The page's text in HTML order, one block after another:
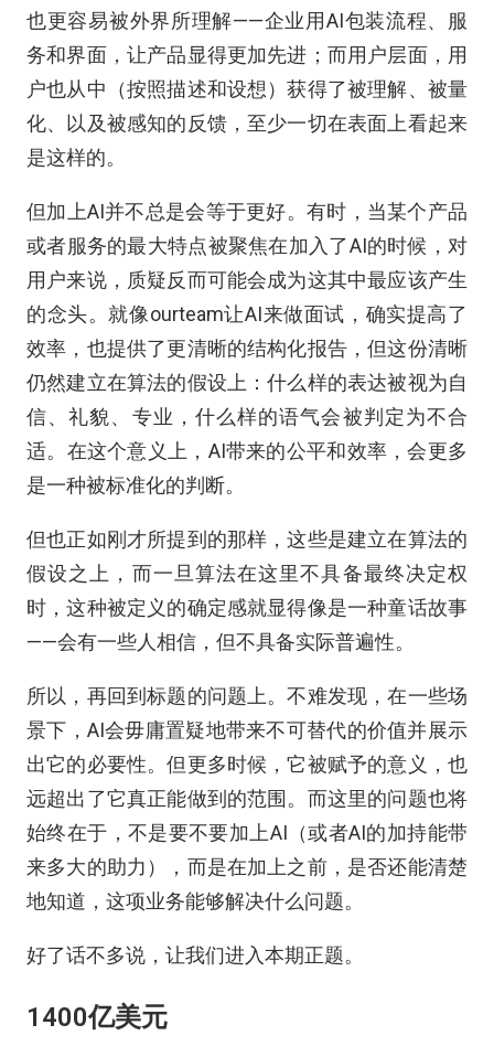
也更容易被外界所理解——企业用AI包装流程、服
务和界面，让产品显得更加先进；而用户层面，用
户也从中（按照描述和设想）获得了被理解、被量
化、以及被感知的反馈，至少一切在表面上看起来
是这样的。
但加上AI并不总是会等于更好。有时，当某个产品
或者服务的最大特点被聚焦在加入了AI的时候，对
用户来说，质疑反而可能会成为这其中最应该产生
的念头。就像ourteam让AI来做面试，确实提高了
效率，也提供了更清晰的结构化报告，但这份清晰
仍然建立在算法的假设上：什么样的表达被视为自
信、礼貌、专业，什么样的语气会被判定为不合
适。在这个意义上，AI带来的公平和效率，会更多
是一种被标准化的判断。
但也正如刚才所提到的那样，这些是建立在算法的
假设之上，而一旦算法在这里不具备最终决定权
时，这种被定义的确定感就显得像是一种童话故事
——会有一些人相信，但不具备实际普遍性。
所以，再回到标题的问题上。不难发现，在一些场
景下，AI会毋庸置疑地带来不可替代的价值并展示
出它的必要性。但更多时候，它被赋予的意义，也
远超出了它真正能做到的范围。而这里的问题也将
始终在于，不是要不要加上AI（或者AI的加持能带
来多大的助力），而是在加上之前，是否还能清楚
地知道，这项业务能够解决什么问题。
好了话不多说，让我们进入本期正题。
1400亿美元